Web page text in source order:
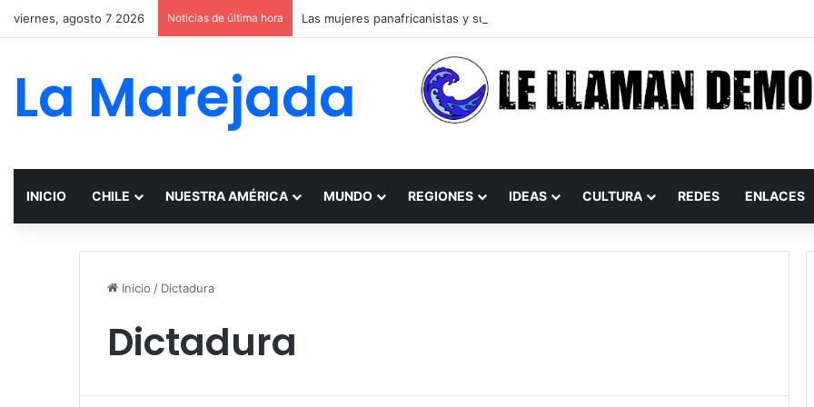
viernes, agosto 7 2026 Noticias de última hora
La Marejada
INICIO CHILE NUESTRA AMÉRICA MUNDO REGIONES IDEAS CULTURA REDES ENLACES
Inicio / Dictadura
Dictadura